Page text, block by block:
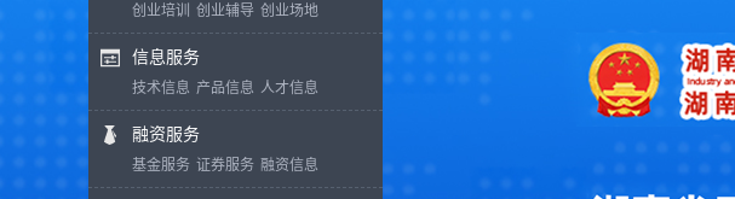
创业培训 创业辅导 创业场地
信息服务
技术信息 产品信息 人才信息
融资服务
基金服务 证券服务 融资信息